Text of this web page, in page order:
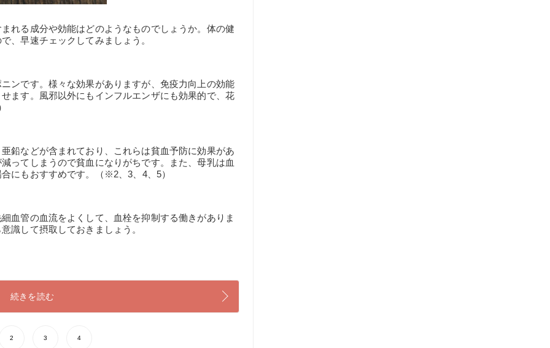
れる成分や効能はどのようなものでしょうか。体の健
、早速チェックしてみましょう。
ンです。様々な効果がありますが、免疫力向上の効能
ます。風邪以外にもインフルエンザにも効果的で、花
鉛などが含まれており、これらは貧血予防に効果があ
ってしまうので貧血になりがちです。また、母乳は血
にもおすすめです。（※2、3、4、5）
血管の血流をよくして、血栓を抑制する働きがありま
識して摂取しておきましょう。
続きを読む
2 3 4